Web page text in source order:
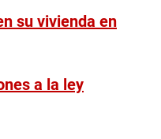
su vivienda en
a la ley